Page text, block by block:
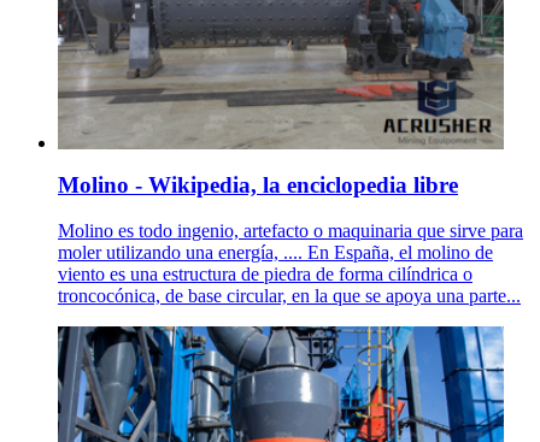
Molino - Wikipedia, la enciclopedia libre
Molino es todo ingenio, artefacto o maquinaria que sirve para
moler utilizando una energía, .... En España, el molino de
viento es una estructura de piedra de forma cilíndrica o
troncocónica, de base circular, en la que se apoya una parte...